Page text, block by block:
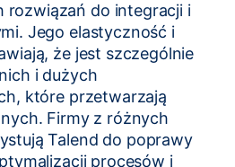
rozwiązań do integracji i
Jego elastyczność i
że jest szczególnie
i dużych
które przetwarzają
Firmy z różnych
Talend do poprawy
procesów i